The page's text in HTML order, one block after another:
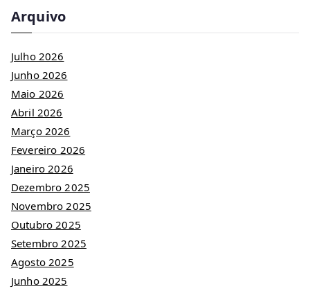
Arquivo
Julho 2026
Junho 2026
Maio 2026
Abril 2026
Março 2026
Fevereiro 2026
Janeiro 2026
Dezembro 2025
Novembro 2025
Outubro 2025
Setembro 2025
Agosto 2025
Junho 2025